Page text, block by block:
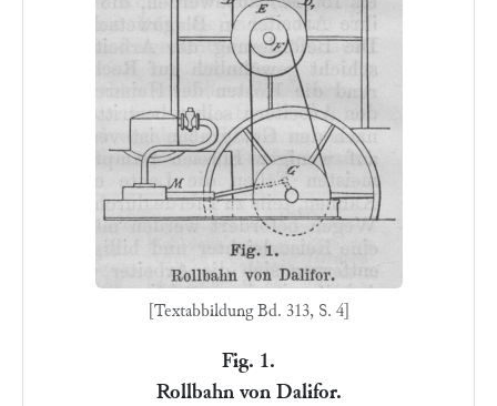
[Textabbildung Bd. 313, S. 4]
Fig. 1.
Rollbahn von Dalifor.